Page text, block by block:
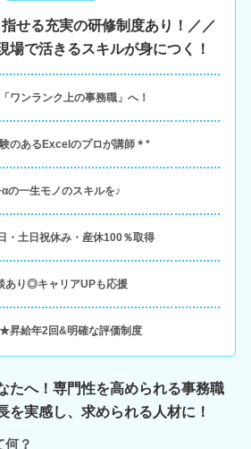
せる充実の研修制度あり！／／
場で活きるスキルが身につく！
ワンランク上の事務職」へ！
のあるExcelのプロが講師＊*
の一生モノのスキルを♪
・土日祝休み・産休100％取得
あり◎キャリアUPも応援
昇給年2回&明確な評価制度
たへ！専門性を高められる事務職
実感し、求められる人材に！
？